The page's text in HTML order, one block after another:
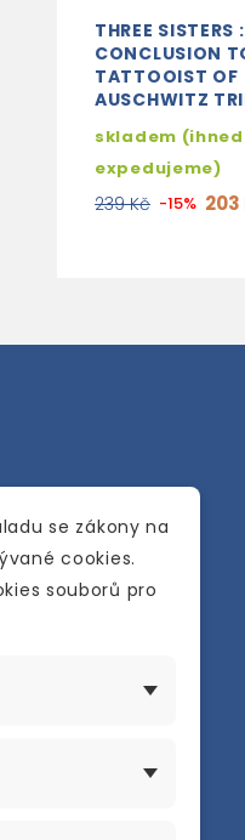
THREE SISTERS
CONCLUSION
TATTOOIST OF
AUSCHWITZ
skladem (ihned
expedujeme)
239 Kč -15% 203
knihkupectví se
266 01
se zákony na
cookies.
souborů pro